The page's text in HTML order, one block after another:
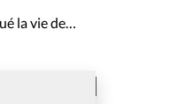
la vie de